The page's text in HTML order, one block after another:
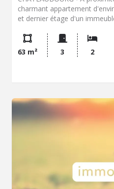
charmant appartement
et dernier étage d'un
lumineux exposé Ouest, ainsi
aménagée et équipée (hotte,
également deux chambres,
toilettes séparées. Il
(régularisation annuelle).
: A - Montant estimé des
pour un usage standard : 870
2023) - Les informations sur
est exposé sont disponibles
www.georisques.gouv.fr
charges locatives. Dépôt de
locataire : 568.75 € TTC dont
: 019/5615
63 m² 3 2